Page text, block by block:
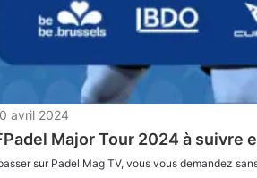
avril 2024
Major Tour 2024 à suivre
sur Padel Mag TV, vous vous demandez